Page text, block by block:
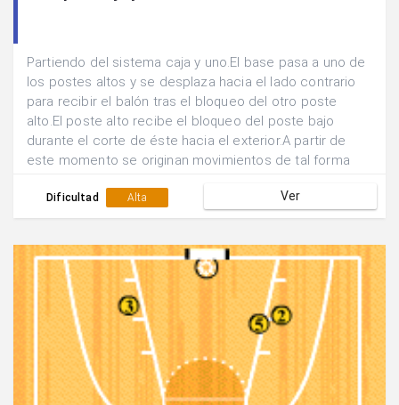
Partiendo del sistema caja y uno.El base pasa a uno de
los postes altos y se desplaza hacia el lado contrario
para recibir el balón tras el bloqueo del otro poste
alto.El poste alto recibe el bloqueo del poste bajo
durante el corte de éste hacia el exterior.A partir de
este momento se originan movimientos de tal forma
posición de tiro exterior favorable.
Dificultad Alta Ver